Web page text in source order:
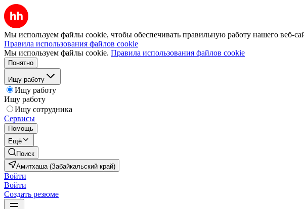
Мы используем файлы cookie, чтобы обеспечивать правильную работу нашего веб-
Правила использования файлов cookie
Мы используем файлы cookie. Правила использования файлов cookie
Понятно
Ищу работу
Ищу работу
Ищу работу
Ищу сотрудника
Сервисы
Помощь
Ещё
Поиск
Амитхаша (Забайкальский край)
Войти
Войти
Создать резюме